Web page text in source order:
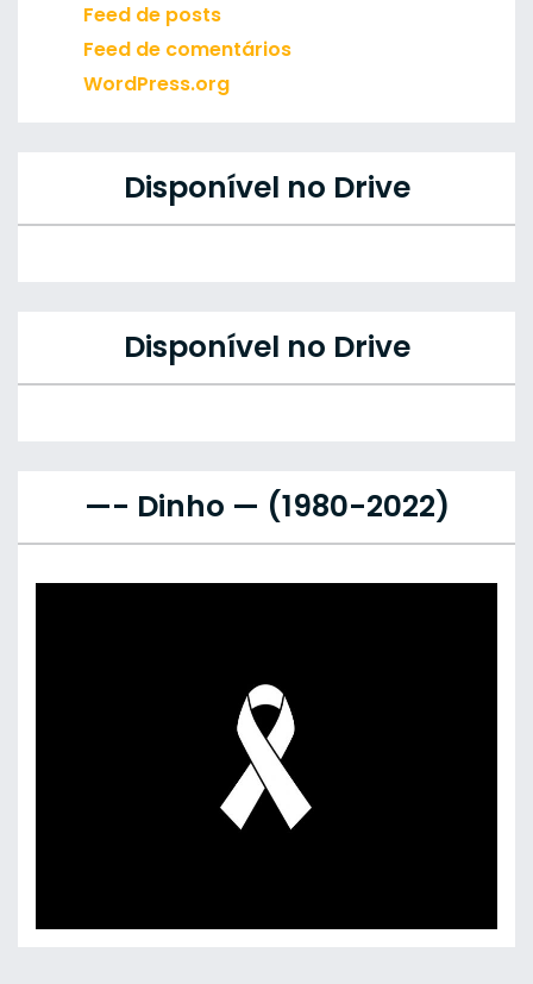
Feed de posts
Feed de comentários
WordPress.org
Disponível no Drive
Disponível no Drive
—- Dinho — (1980-2022)